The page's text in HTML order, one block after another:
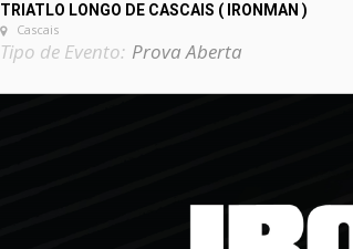
TRIATLO LONGO DE CASCAIS ( IRONMAN )
Cascais
Tipo de Evento: Prova Aberta